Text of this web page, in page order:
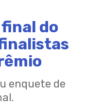
do
enquete de